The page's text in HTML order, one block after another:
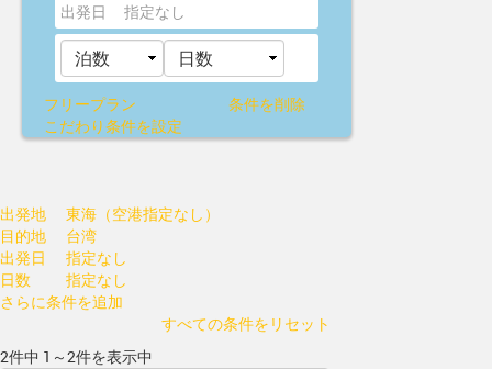
出発日
指定なし
フリープラン 条件を削除
こだわり条件を設定
出発地
東海（空港指定なし）
目的地
台湾
出発日
指定なし
日数
指定なし
さらに条件を追加
すべての条件をリセット
2件中 1～2件を表示中